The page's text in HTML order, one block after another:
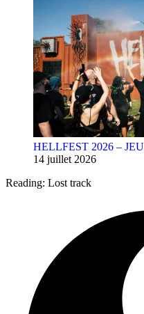
HELLFEST 2026 –
14 juillet 2026
Reading: Lost track